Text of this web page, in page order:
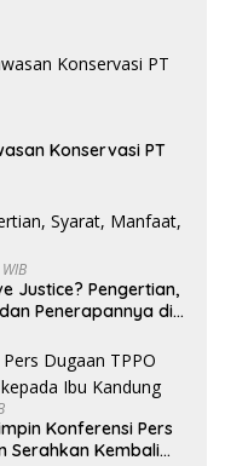
Konservasi PT
Justice? Pengertian,
Penerapannya di
Konferensi Pers
Serahkan Kembali